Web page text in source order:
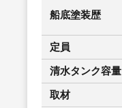
船底塗装歴
定員
清水タンク容量
取材